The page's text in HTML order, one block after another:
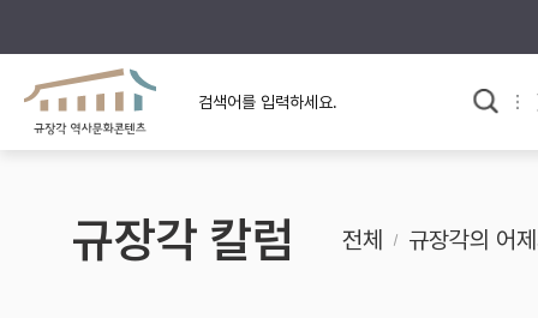
규장각의 어제와 오늘
규장각 소개영상
사료와 문학으로 본
고대
고려
규장각 칼럼 전체 규장각의 어